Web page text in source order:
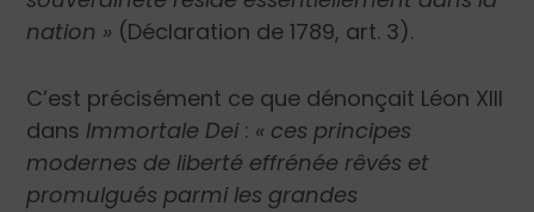
nation » (Déclaration de 1789, art. 3).
C’est précisément ce que dénonçait Léon XIII
dans Immortale Dei : « ces principes
modernes de liberté effrénée rêvés et
promulgués parmi les grandes